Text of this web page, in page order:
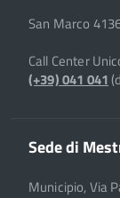
San Marco
Call Center
(+39) 041 041
Sede di
Municipio, Via